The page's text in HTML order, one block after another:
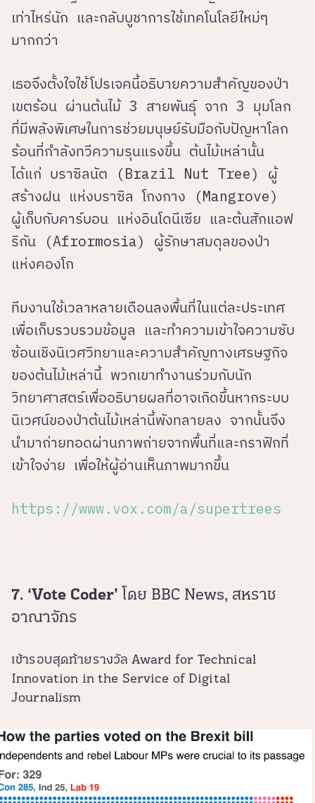
เท่าไหร่นัก และกลับบูชาการใช้เทคโนโลยีใหม่ๆ
มากกว่า
เธอจึงตั้งใจใช้โปรเจคนี้อธิบายความสำคัญของป่า
เขตร้อน ผ่านต้นไม้ 3 สายพันธุ์ จาก 3 มุมโลก
ที่มีพลังพิเศษในการช่วยมนุษย์รับมือกับปัญหาโลก
ร้อนที่กำลังทวีความรุนแรงขึ้น ต้นไม้เหล่านั้น
ได้แก่ บราซิลนัต (Brazil Nut Tree) ผู้
สร้างฝน แห่งบราซิล โกงกาง (Mangrove)
ผู้เก็บกับคาร์บอน แห่งอินโดนีเซีย และต้นสักแอฟ
ริกัน (Afrormosia) ผู้รักษาสมดุลของป่า
แห่งคองโก
ทีมงานใช้เวลาหลายเดือนลงพื้นที่ในแต่ละประเทศ
เพื่อเก็บรวบรวมข้อมูล และทำความเข้าใจความซับ
ซ้อนเชิงนิเวศวิทยาและความสำคัญทางเศรษฐกิจ
ของต้นไม้เหล่านี้ พวกเขาทำงานร่วมกับนัก
วิทยาศาสตร์เพื่ออธิบายผลที่อาจเกิดขึ้นหากระบบ
นิเวศน์ของป่าต้นไม้เหล่านี้พังทลายลง จากนั้นจึง
นำมาถ่ายทอดผ่านภาพถ่ายจากพื้นที่และกราฟิกที่
เข้าใจง่าย เพื่อให้ผู้อ่านเห็นภาพมากขึ้น
https://www.vox.com/a/supertrees
7. ‘Vote Coder’ โดย BBC News, สหราช
อาณาจักร
เข้ารอบสุดท้ายรางวัล Award for Technical
Innovation in the Service of Digital
Journalism